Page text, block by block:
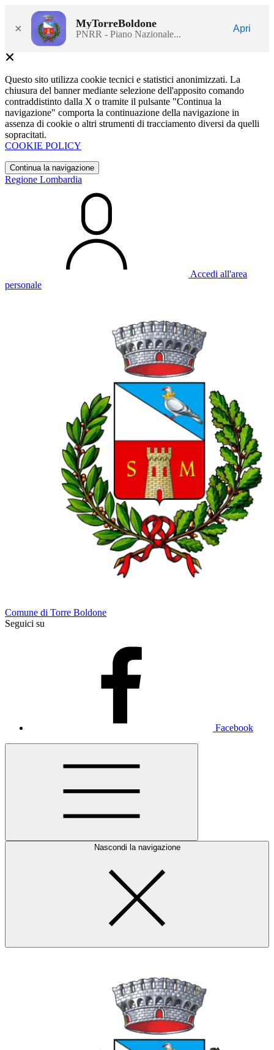
× MyTorreBoldone
PNRR - Piano Nazionale...
Apri
Questo sito utilizza cookie tecnici e statistici anonimizzati. La
chiusura del banner mediante selezione dell'apposito comando
contraddistinto dalla X o tramite il pulsante "Continua la
navigazione" comporta la continuazione della navigazione in
assenza di cookie o altri strumenti di tracciamento diversi da quelli
sopracitati.
COOKIE POLICY
Continua la navigazione
Regione Lombardia
Accedi all'area
personale
Comune di Torre Boldone
Seguici su
Facebook
Nascondi la navigazione